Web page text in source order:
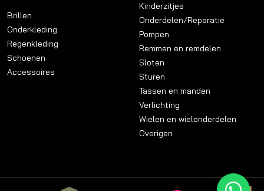
Brillen
Onderkleding
Regenkleding
Schoenen
Accessoires
Kinderzitjes
Onderdelen/Reparatie
Pompen
Remmen en remdelen
Sloten
Sturen
Tassen en manden
Verlichting
Wielen en wielonderdelen
Overigen